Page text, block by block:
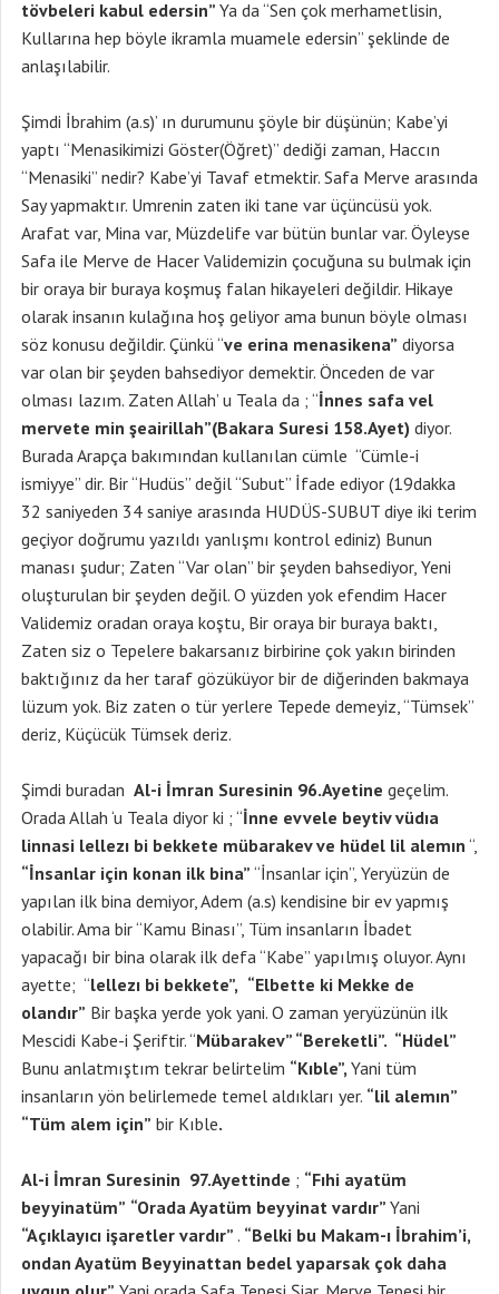
tövbeleri kabul edersin” Ya da “Sen çok merhametlisin,
Kullarına hep böyle ikramla muamele edersin” şeklinde de
anlaşılabilir.
Şimdi İbrahim (a.s)’ ın durumunu şöyle bir düşünün; Kabe’yi
yaptı “Menasikimizi Göster(Öğret)” dediği zaman, Haccın
“Menasiki” nedir? Kabe’yi Tavaf etmektir. Safa Merve arasında
Say yapmaktır. Umrenin zaten iki tane var üçüncüsü yok.
Arafat var, Mina var, Müzdelife var bütün bunlar var. Öyleyse
Safa ile Merve de Hacer Validemizin çocuğuna su bulmak için
bir oraya bir buraya koşmuş falan hikayeleri değildir. Hikaye
olarak insanın kulağına hoş geliyor ama bunun böyle olması
söz konusu değildir. Çünkü “ve erina menasikena” diyorsa
var olan bir şeyden bahsediyor demektir. Önceden de var
olması lazım. Zaten Allah’ u Teala da ; “İnnes safa vel
mervete min şeairillah”(Bakara Suresi 158.Ayet) diyor.
Burada Arapça bakımından kullanılan cümle “Cümle-i
ismiyye” dir. Bir “Hudüs” değil “Subut” İfade ediyor (19dakka
32 saniyeden 34 saniye arasında HUDÜS-SUBUT diye iki terim
geçiyor doğrumu yazıldı yanlışmı kontrol ediniz) Bunun
manası şudur; Zaten “Var olan” bir şeyden bahsediyor, Yeni
oluşturulan bir şeyden değil. O yüzden yok efendim Hacer
Validemiz oradan oraya koştu, Bir oraya bir buraya baktı,
Zaten siz o Tepelere bakarsanız birbirine çok yakın birinden
baktığınız da her taraf gözüküyor bir de diğerinden bakmaya
lüzum yok. Biz zaten o tür yerlere Tepede demeyiz, “Tümsek”
deriz, Küçücük Tümsek deriz.
Şimdi buradan Al-i İmran Suresinin 96.Ayetine geçelim.
Orada Allah ‘u Teala diyor ki ; “İnne evvele beytiv vüdıa
linnasi lellezı bi bekkete mübarakev ve hüdel lil alemın “,
“İnsanlar için konan ilk bina” “İnsanlar için”, Yeryüzün de
yapılan ilk bina demiyor, Adem (a.s) kendisine bir ev yapmış
olabilir. Ama bir “Kamu Binası”, Tüm insanların İbadet
yapacağı bir bina olarak ilk defa “Kabe” yapılmış oluyor. Aynı
ayette; “lellezı bi bekkete”, “Elbette ki Mekke de
olandır” Bir başka yerde yok yani. O zaman yeryüzünün ilk
Mescidi Kabe-i Şeriftir. “Mübarakev” “Bereketli”. “Hüdel”
Bunu anlatmıştım tekrar belirtelim “Kıble”, Yani tüm
insanların yön belirlemede temel aldıkları yer. “lil alemın”
“Tüm alem için” bir Kıble.
Al-i İmran Suresinin 97.Ayettinde ; “Fıhi ayatüm
beyyinatüm” “Orada Ayatüm beyyinat vardır” Yani
“Açıklayıcı işaretler vardır” . “Belki bu Makam-ı İbrahim’i,
ondan Ayatüm Beyyinattan bedel yaparsak çok daha